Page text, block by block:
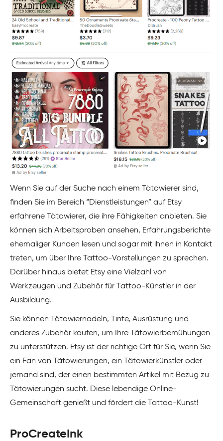
Wenn Sie auf der Suche nach einem Tätowierer sind,
finden Sie im Bereich “Dienstleistungen” auf Etsy
erfahrene Tätowierer, die ihre Fähigkeiten anbieten. Sie
können sich Arbeitsproben ansehen, Erfahrungsberichte
ehemaliger Kunden lesen und sogar mit ihnen in Kontakt
treten, um über Ihre Tattoo-Vorstellungen zu sprechen.
Darüber hinaus bietet Etsy eine Vielzahl von
Werkzeugen und Zubehör für Tattoo-Künstler in der
Ausbildung.
Sie können Tätowiernadeln, Tinte, Ausrüstung und
anderes Zubehör kaufen, um Ihre Tätowierbemühungen
zu unterstützen. Etsy ist der richtige Ort für Sie, wenn Sie
ein Fan von Tätowierungen, ein Tätowierkünstler oder
jemand sind, der einen bestimmten Artikel mit Bezug zu
Tätowierungen sucht. Diese lebendige Online-
Gemeinschaft genießt und fördert die Tattoo-Kunst!
ProCreateInk